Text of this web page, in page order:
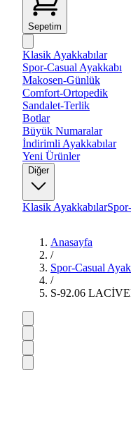
Sepetim
Klasik Ayakkabılar
Spor-Casual Ayakkabı
Makosen-Günlük
Comfort-Ortopedik
Sandalet-Terlik
Botlar
Büyük Numaralar
İndirimli Ayakkabılar
Yeni Ürünler
Diğer
Klasik Ayakkabılar
Anasayfa
/
Spor-Casual
/
S-92.06